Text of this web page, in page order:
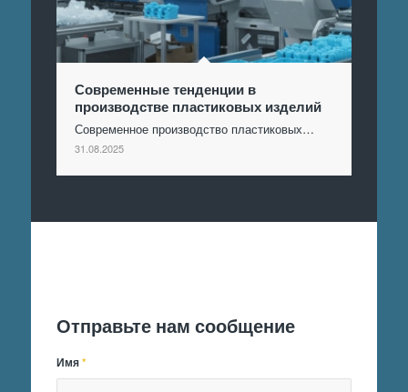
Современные тенденции в
производстве пластиковых изделий
Современное производство пластиковых…
31.08.2025
Отправьте нам сообщение
Имя*